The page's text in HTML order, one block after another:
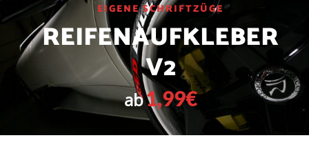
EIGENE SCHRIFTZÜGE
REIFENAUFKLEBER
V2
ab1,99€